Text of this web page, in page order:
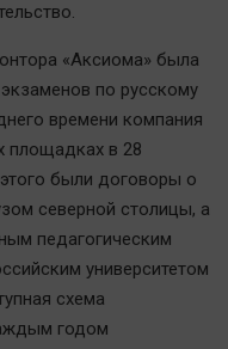
«Аксиома» была
по русскому
времени компания
площадках в 28
были договоры о
северной столицы, а
педагогическим
университетом
схема
годом